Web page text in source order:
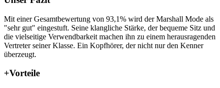
Mit einer Gesamtbewertung von 93,1% wird der Marshall Mode als
"sehr gut" eingestuft. Seine klangliche Stärke, der bequeme Sitz und
die vielseitige Verwendbarkeit machen ihn zu einem herausragenden
Vertreter seiner Klasse. Ein Kopfhörer, der nicht nur den Kenner
überzeugt.
+Vorteile